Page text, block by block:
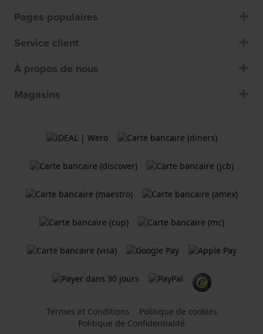
Pages populaires
Service client
À propos de nous
Magasins
Termes et Conditions
Politique de cookies
Politique de Confidentialité